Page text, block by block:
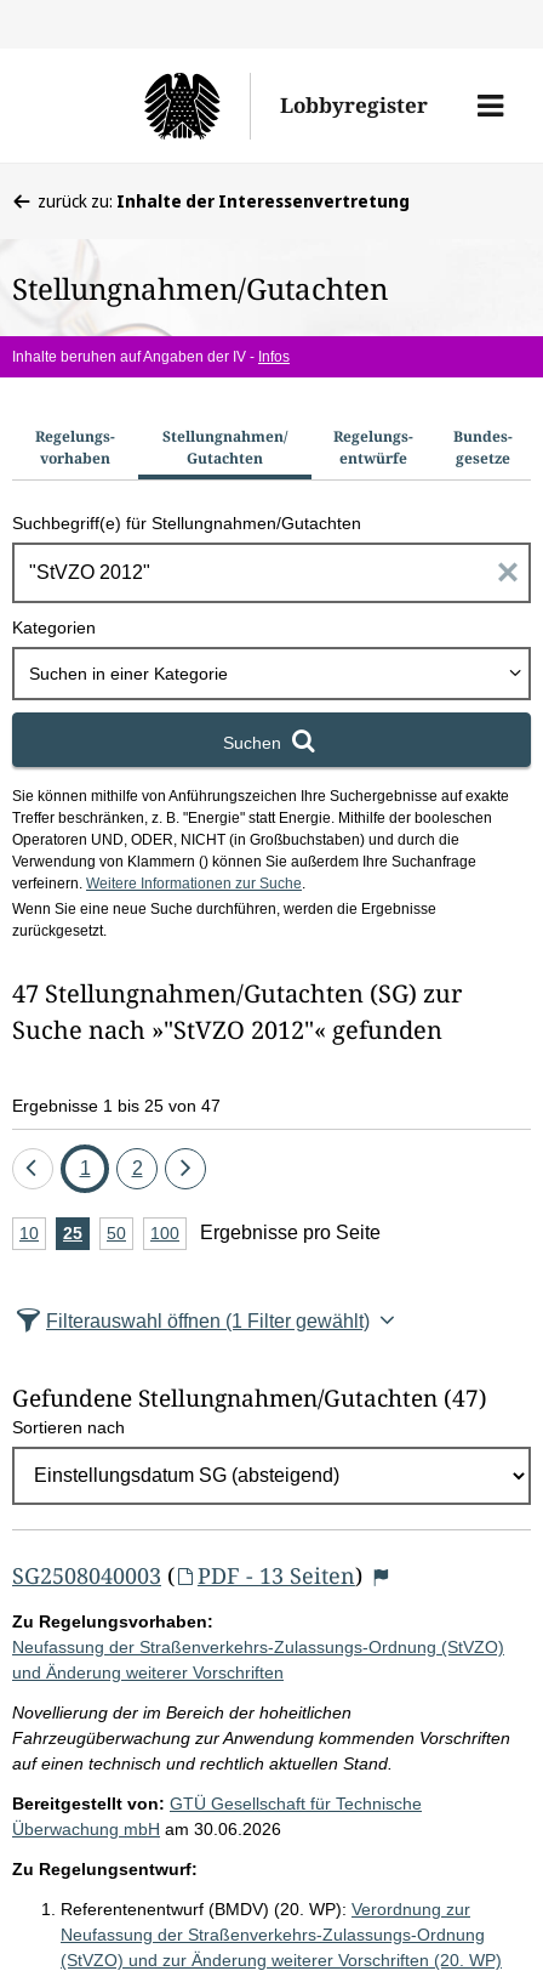
den
Lobbyregister
Menü
befinden
hier:
zurück zu: Inhalte der Interessenvertretung
Stellungnahmen/Gutachten
Inhalte beruhen auf Angaben der IV - Infos
u
c
h
o
Regelungs­
vorhaben
Stellungnahmen/​
Gutachten
Regelungs­
entwürfe
Bundes­
gesetze
Suchbegriff(e) für Stellungnahmen/Gutachten
n
g
a
h
Kategorien
Suchen in einer Kategorie
Suchen
Sie können mithilfe von Anführungszeichen Ihre Suchergebnisse auf exakte
Treffer beschränken, z. B. "Energie" statt Energie. Mithilfe der booleschen
Operatoren UND, ODER, NICHT (in Großbuchstaben) und durch die
Verwendung von Klammern () können Sie außerdem Ihre Suchanfrage
verfeinern. Weitere Informationen zur Suche
Wenn Sie eine neue Suche durchführen, werden die Ergebnisse
zurückgesetzt.
47 Stellungnahmen/Gutachten (SG) zur
Suche nach »"StVZO 2012"« gefunden
Ergebnisse 1 bis 25 von 47
Eine
zurück
Seite
1 Seite
2
Eine
vor
A
z
l
E
g
e
b
i
s
s
e
p
r
o
S
10Ergebnisse
25Ergebnisse
50Ergebnisse
100Ergebnisse
Ergebnisse pro Seite
Filterauswahl öffnen (1 Filter gewählt)
Gefundene Stellungnahmen/⁠Gutachten (47)
Sortieren nach
SG2508040003 ( PDF - 13 Seiten)
Zu Regelungsvorhaben:
Neufassung der Straßenverkehrs-Zulassungs-Ordnung (StVZO)
und Änderung weiterer Vorschriften
Novellierung der im Bereich der hoheitlichen
Fahrzeugüberwachung zur Anwendung kommenden Vorschriften
auf einen technisch und rechtlich aktuellen Stand.
Bereitgestellt von: GTÜ Gesellschaft für Technische
Überwachung mbH am 30.06.2026
Zu Regelungsentwurf:
Referentenentwurf (BMDV) (20. WP): Verordnung zur
Neufassung der Straßenverkehrs-Zulassungs-Ordnung
(StVZO) und zur Änderung weiterer Vorschriften (20. WP)